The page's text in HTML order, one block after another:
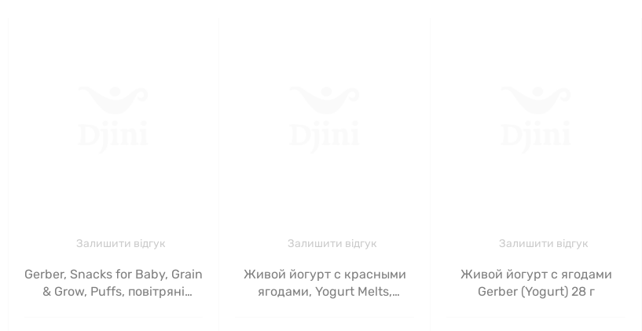
Залишити відгук
Gerber, Snacks for Baby, Grain
& Grow, Puffs, повітряні
Залишити відгук
Живой йогурт с красными
ягодами, Yogurt Melts,
Залишити відгук
Живой йогурт с ягодами
Gerber (Yogurt) 28 г